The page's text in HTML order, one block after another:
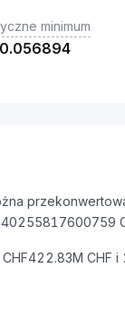
minimum
0.056894